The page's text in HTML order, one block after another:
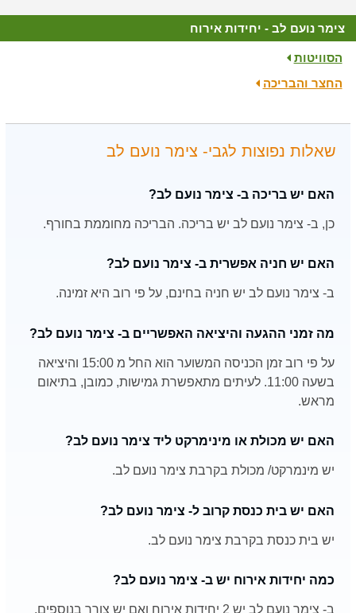
צימר נועם לב - יחידות אירוח
הסוויטות
החצר והבריכה
שאלות נפוצות לגבי- צימר נועם לב
האם יש בריכה ב- צימר נועם לב?
כן, ב- צימר נועם לב יש בריכה. הבריכה מחוממת בחורף.
האם יש חניה אפשרית ב- צימר נועם לב?
ב- צימר נועם לב יש חניה בחינם, על פי רוב היא זמינה.
מה זמני ההגעה והיציאה האפשריים ב- צימר נועם לב?
על פי רוב זמן הכניסה המשוער הוא החל מ 15:00 והיציאה
בשעה 11:00. לעיתים מתאפשרת גמישות, כמובן, בתיאום
מראש.
האם יש מכולת או מינימרקט ליד צימר נועם לב?
יש מינמרקט/ מכולת בקרבת צימר נועם לב.
האם יש בית כנסת קרוב ל- צימר נועם לב?
יש בית כנסת בקרבת צימר נועם לב.
כמה יחידות אירוח יש ב- צימר נועם לב?
ב- צימר נועם לב יש 2 יחידות אירוח ואם יש צורך בנוספים,